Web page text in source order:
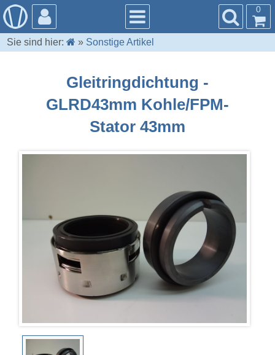
0
Sie sind hier: » Sonstige Artikel
Gleitringdichtung -
GLRD43mm Kohle/FPM-
Stator 43mm